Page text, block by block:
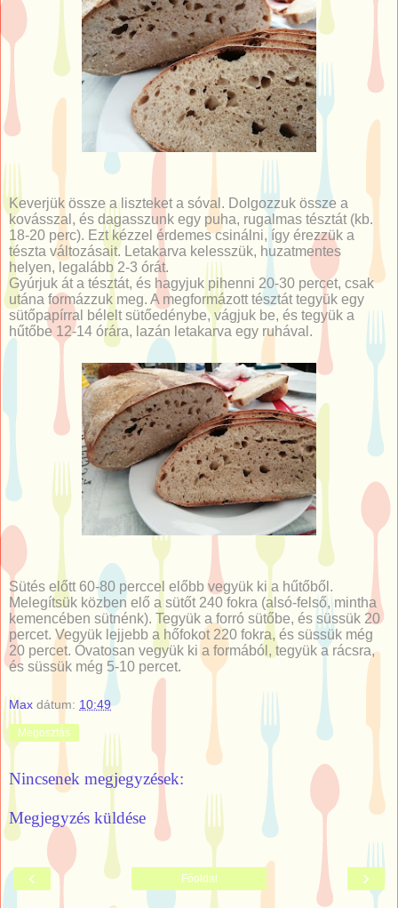
Keverjük össze a liszteket a sóval. Dolgozzuk össze a
kovásszal, és dagasszunk egy puha, rugalmas tésztát (kb.
18-20 perc). Ezt kézzel érdemes csinálni, így érezzük a
tészta változásait. Letakarva kelesszük, huzatmentes
helyen, legalább 2-3 órát.
Gyúrjuk át a tésztát, és hagyjuk pihenni 20-30 percet, csak
utána formázzuk meg. A megformázott tésztát tegyük egy
sütőpapírral bélelt sütőedénybe, vágjuk be, és tegyük a
hűtőbe 12-14 órára, lazán letakarva egy ruhával.
Sütés előtt 60-80 perccel előbb vegyük ki a hűtőből.
Melegítsük közben elő a sütőt 240 fokra (alsó-felső, mintha
kemencében sütnénk). Tegyük a forró sütőbe, és süssük 20
percet. Vegyük lejjebb a hőfokot 220 fokra, és süssük még
20 percet. Óvatosan vegyük ki a formából, tegyük a rácsra,
és süssük még 5-10 percet.
Max dátum: 10:49
Megosztás
Nincsenek megjegyzések:
Megjegyzés küldése
‹ ›
Főoldal